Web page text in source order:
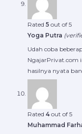
Rated 5 out of 5
Yoga Putra
Udah coba
NgajarPrivat.com
hasilnya nyata
Rated 4 out of 5
Muhammad